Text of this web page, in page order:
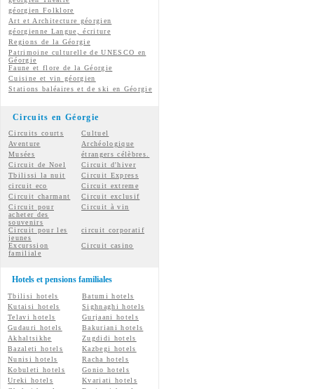
géorgien Folklore
Art et Architecture géorgien
géorgienne Langue, écriture
Regions de la Géorgie
Patrimoine culturelle de UNESCO en
Géorgie
Faune et flore de la Géorgie
Cuisine et vin géorgien
Stations baléaires et de ski en Géorgie
Circuits en Géorgie
Circuits courts
Cultuel
Aventure
Archéologique
Musées
étrangers célèbres.
Circuit de Noel
Circuit d'hiver
Tbilissi la nuit
Circuit Express
circuit eco
Circuit extreme
Circuit charmant
Circuit exclusif
Circuit pour
acheter des
souvenirs
Circuit à vin
Circuit pour les
jeunes
circuit corporatif
Excurssion
familiale
Circuit casino
Hotels et pensions familiales
Tbilisi hotels
Batumi hotels
Kutaisi hotels
Sighnaghi hotels
Telavi hotels
Gurjaani hotels
Gudauri hotels
Bakuriani hotels
Akhaltsikhe
Zugdidi hotels
Bazaleti hotels
Kazbegi hotels
Nunisi hotels
Racha hotels
Kobuleti hotels
Gonio hotels
Ureki hotels
Kvariati hotels